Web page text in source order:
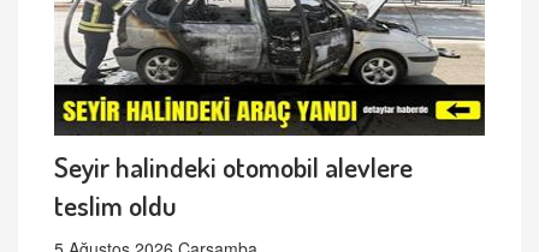
Seyir halindeki otomobil alevlere
teslim oldu